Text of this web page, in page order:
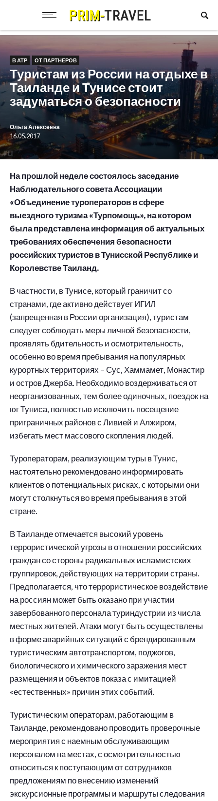
В АТР ОТ ПАРТНЕРОВ
Туристам из России на отдыхе в
Таиланде и Тунисе стоит
задуматься о безопасности
Ольга Алексеева
16.05.2017
На прошлой неделе состоялось заседание
Наблюдательного совета Ассоциации
«Объединение туроператоров в сфере
выездного туризма «Турпомощь», на котором
была представлена информация об актуальных
требованиях обеспечения безопасности
российских туристов в Тунисской Республике и
Королевстве Таиланд.
В частности, в Тунисе, который граничит со
странами, где активно действует ИГИЛ
(запрещенная в России организация), туристам
следует соблюдать меры личной безопасности,
проявлять бдительность и осмотрительность,
особенно во время пребывания на популярных
курортных территориях – Сус, Хаммамет, Монастир
и остров Джерба. Необходимо воздерживаться от
неорганизованных, тем более одиночных, поездок на
юг Туниса, полностью исключить посещение
приграничных районов с Ливией и Алжиром,
избегать мест массового скопления людей.
Туроператорам, реализующим туры в Тунис,
настоятельно рекомендовано информировать
клиентов о потенциальных рисках, с которыми они
могут столкнуться во время пребывания в этой
стране.
В Таиланде отмечается высокий уровень
террористической угрозы в отношении российских
граждан со стороны радикальных исламистских
группировок, действующих на территории страны.
Предполагается, что террористическое воздействие
на россиян может быть оказано при участии
завербованного персонала туриндустрии из числа
местных жителей. Атаки могут быть осуществлены
в форме аварийных ситуаций с брендированным
туристическим автотранспортом, поджогов,
биологического и химического заражения мест
размещения и объектов показа с имитацией
«естественных» причин этих событий.
Туристическим операторам, работающим в
Таиланде, рекомендовано проводить проверочные
мероприятия с наемным обслуживающим
персоналом на местах, с осмотрительностью
относиться к поступающим от сотрудников
предложениям по внесению изменений
экскурсионные программы и маршруты следования